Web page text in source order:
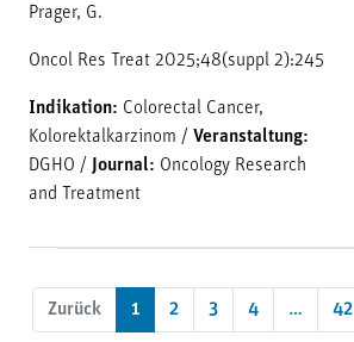
Prager, G.
Oncol Res Treat 2025;48(suppl 2):245
Indikation: Colorectal Cancer,
Kolorektalkarzinom / Veranstaltung:
DGHO / Journal: Oncology Research
and Treatment
Zurück 1 2 3 4 … 42